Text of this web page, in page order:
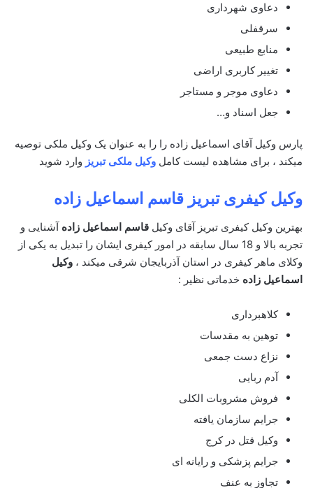
دعاوی شهرداری
سرقفلی
منابع طبیعی
تغییر کاربری اراضی
دعاوی موجر و مستاجر
جعل اسناد و…
پارس وکیل آقای اسماعیل زاده را را به عنوان یک وکیل ملکی توصیه
میکند ، برای مشاهده لیست کامل وکیل ملکی تبریز وارد شوید
وکیل کیفری تبریز قاسم اسماعیل زاده
بهترین وکیل کیفری تبریز آقای وکیل قاسم اسماعیل زاده آشنایی و
تجربه بالا و 18 سال سابقه در امور کیفری ایشان را تبدیل به یکی از
وکلای ماهر کیفری در استان آذربایجان شرقی میکند ، وکیل
اسماعیل زاده خدماتی نظیر :
کلاهبرداری
توهین به مقدسات
نزاع دست جمعی
آدم ربایی
فروش مشروبات الکلی
جرایم سازمان یافته
وکیل قتل در کرج
جرایم پزشکی و رایانه ای
تجاوز به عنف